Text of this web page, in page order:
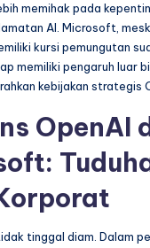
memihak pada
AI. Microsoft,
kursi pemungutan
memiliki pengaruh luar
kebijakan strategis
OpenAI
tinggal diam. Dalam